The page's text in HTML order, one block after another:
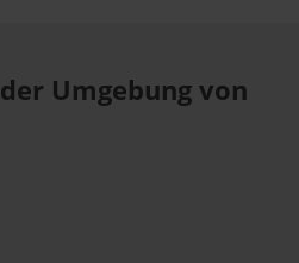
Umgebung von